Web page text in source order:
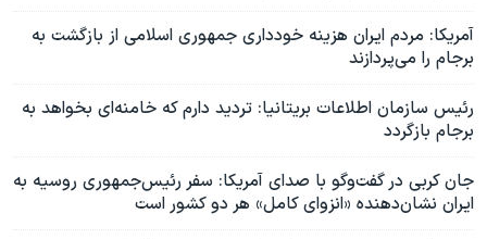
آمریکا: مردم ایران هزینه خودداری جمهوری اسلامی از بازگشت به
برجام را می‌پردازند
رئیس سازمان اطلاعات بریتانیا: تردید دارم که خامنه‌ای بخواهد به
برجام بازگردد
جان کربی در گفت‌و‌گو با صدای آمریکا: سفر رئیس‌جمهوری روسیه به
ایران نشان‌دهنده «انزوای کامل» هر دو کشور است